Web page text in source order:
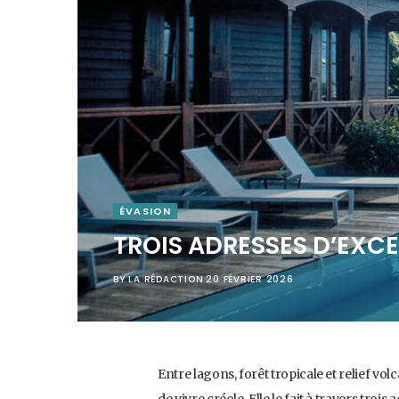
ÉVASION
TROIS ADRESSES
BY LA RÉDACTION 20 FÉVRIER 2026
Entre lagons, forêt tropicale et relief